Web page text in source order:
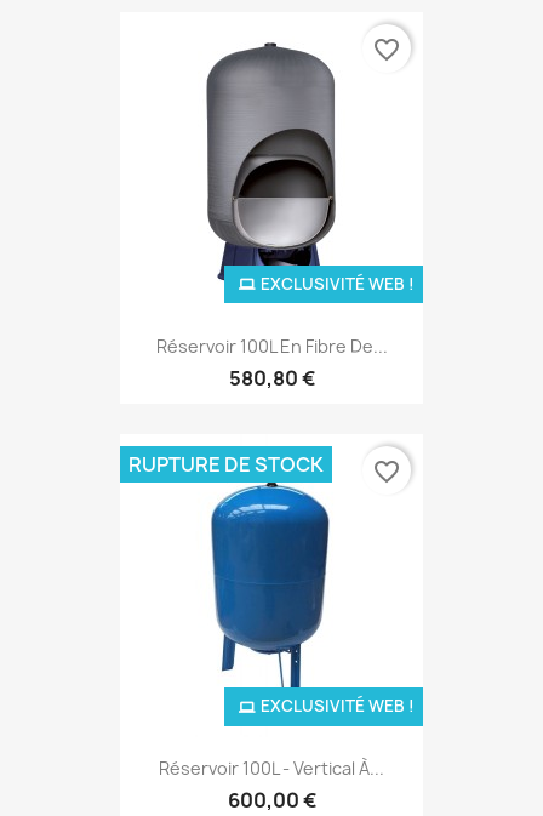
Réservoir 100L En Fibre De...
580,80 €
EXCLUSIVITÉ WEB !
favorite_border
Réservoir 100L - Vertical À...
600,00 €
EXCLUSIVITÉ WEB !
RUPTURE DE STOCK favorite_border